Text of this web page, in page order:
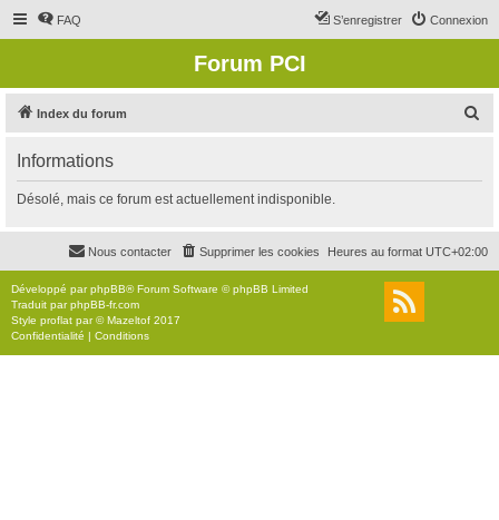
FAQ Connexion
S’enregistrer
Forum PCI
Index du forum
r
c
r
Informations
Désolé, mais ce forum est actuellement indisponible.
Heures au format UTC+02:00
Supprimer les cookies
Nous contacter
Développé parphpBB® Forum Software © phpBB Limited
Traduit parphpBB-fr.com
Style proflat par ©Mazeltof 2017
Confidentialité | Conditions